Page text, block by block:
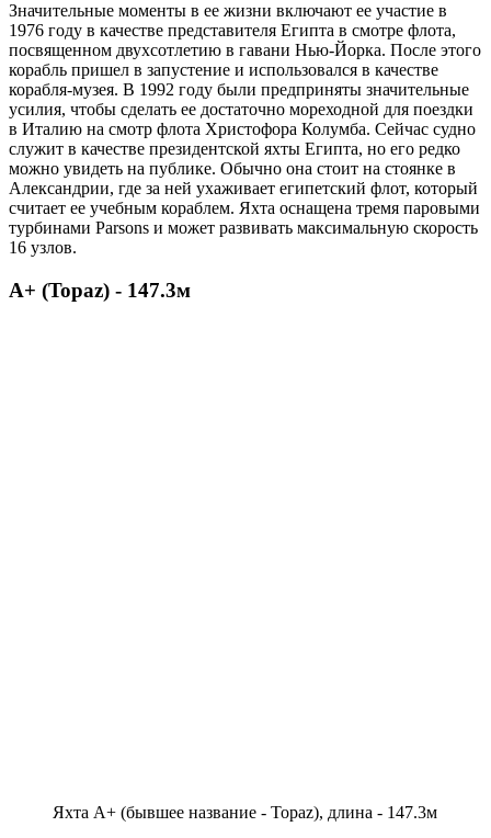
Значительные моменты в ее жизни включают ее участие в
1976 году в качестве представителя Египта в смотре флота,
посвященном двухсотлетию в гавани Нью-Йорка. После этого
корабль пришел в запустение и использовался в качестве
корабля-музея. В 1992 году были предприняты значительные
усилия, чтобы сделать ее достаточно мореходной для поездки
в Италию на смотр флота Христофора Колумба. Сейчас судно
служит в качестве президентской яхты Египта, но его редко
можно увидеть на публике. Обычно она стоит на стоянке в
Александрии, где за ней ухаживает египетский флот, который
считает ее учебным кораблем. Яхта оснащена тремя паровыми
турбинами Parsons и может развивать максимальную скорость
16 узлов.
A+ (Topaz) - 147.3м
Яхта A+ (бывшее название - Topaz), длина - 147.3м